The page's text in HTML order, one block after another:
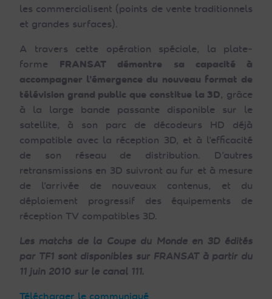
les commercialisent (points de vente traditionnels
et grandes surfaces).
A travers cette opération spéciale, la plate‐
forme FRANSAT démontre sa capacité à
accompagner l’émergence du nouveau format de
télévision grand public que constitue la 3D, grâce
à la large bande passante disponible sur le
satellite, à son parc de décodeurs HD déjà
compatible avec la réception 3D, et à l’efficacité
de son réseau de distribution. D’autres
retransmissions en 3D suivront au fur et à mesure
de l’arrivée de nouveaux contenus, et du
déploiement progressif des équipements de
réception TV compatibles 3D.
Les matchs de la Coupe du Monde en 3D édités
par TF1 sont disponibles sur FRANSAT à partir du
11 juin 2010 sur le canal 111.
Télécharger le communiqué